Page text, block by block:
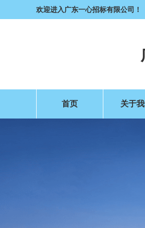
欢迎进入广东一心招标有限公司！
首页 关于